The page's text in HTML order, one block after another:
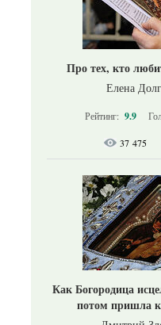
Про тех, кто
Елена
Рейтинг: 9.9
37 475
Как Богородица
потом пришла